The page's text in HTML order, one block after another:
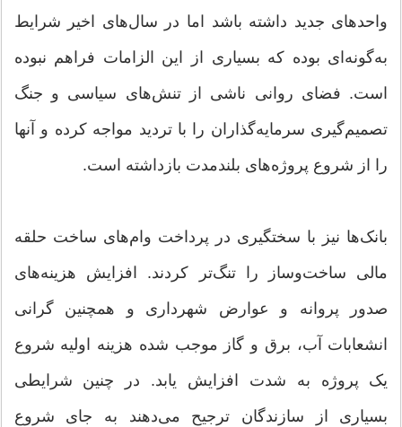
واحدهای جدید داشته باشد اما در سال‌های اخیر شرایط
به‌گونه‌ای بوده که بسیاری از این الزامات فراهم نبوده
است. فضای روانی ناشی از تنش‌های سیاسی و جنگ
تصمیم‌گیری سرمایه‌گذاران را با تردید مواجه کرده و آنها
را از شروع پروژه‌های بلندمدت بازداشته است.
بانک‌ها نیز با سختگیری در پرداخت وام‌های ساخت حلقه
مالی ساخت‌وساز را تنگ‌تر کردند. افزایش هزینه‌های
صدور پروانه و عوارض شهرداری و همچنین گرانی
انشعابات آب، برق و گاز موجب شده هزینه اولیه شروع
یک پروژه به شدت افزایش یابد. در چنین شرایطی
بسیاری از سازندگان ترجیح می‌دهند به جای شروع